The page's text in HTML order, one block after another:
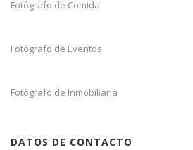
Fotógrafo de Comida
Fotógrafo de Eventos
Fotógrafo de Inmobiliaria
DATOS DE CONTACTO